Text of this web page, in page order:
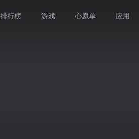
排行榜 游戏 心愿单 应用